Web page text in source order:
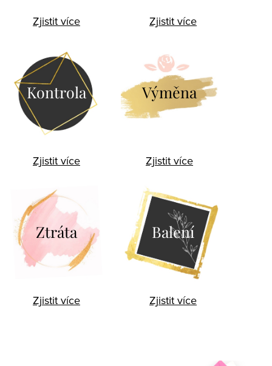
Zjistit více Zjistit více
Kontrola
Zjistit více
Výměna
Zjistit více
Ztráta
Zjistit více
Balení
Zjistit více